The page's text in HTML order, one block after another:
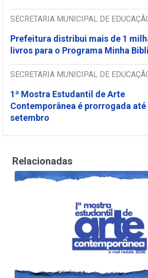
SECRETARIA MUNICIPAL DE
Prefeitura distribui mais de 1
livros para o Programa Minha
SECRETARIA MUNICIPAL DE
1ª Mostra Estudantil de Arte
Contemporânea é prorrogada até
setembro
Relacionadas